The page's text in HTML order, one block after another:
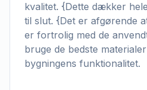
kvalitet. {Dette dækker
til slut. {Det er afgørende
er fortrolig med de
bruge de bedste
bygningens funktionalitet.